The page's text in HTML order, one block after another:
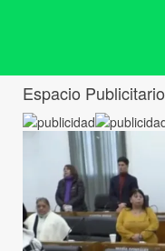
Espacio Publicitario